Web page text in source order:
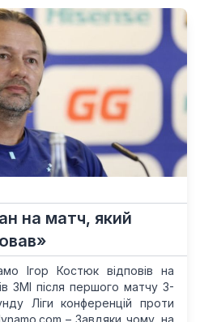
на матч, який
Ігор Костюк відповів на
ЗМІ після першого матчу 3-
Ліги конференцій проти
– Завдяки чому, на